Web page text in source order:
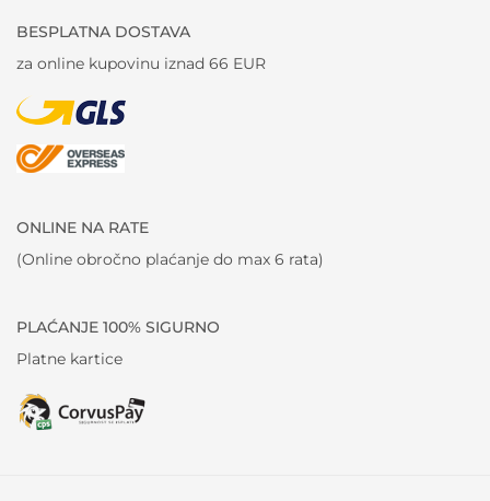
BESPLATNA DOSTAVA
za online kupovinu iznad 66 EUR
ONLINE NA RATE
(Online obročno plaćanje do max 6 rata)
PLAĆANJE 100% SIGURNO
Platne kartice